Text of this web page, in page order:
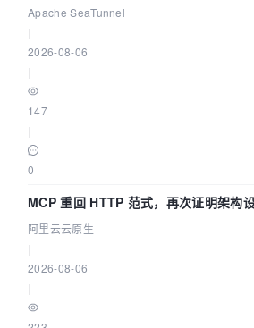
2026 主题演讲！
Apache SeaTunnel
2026-08-06
147
0
MCP 重回 HTTP 范式，再次证明架构
缺资源
阿里云云原生
2026-08-06